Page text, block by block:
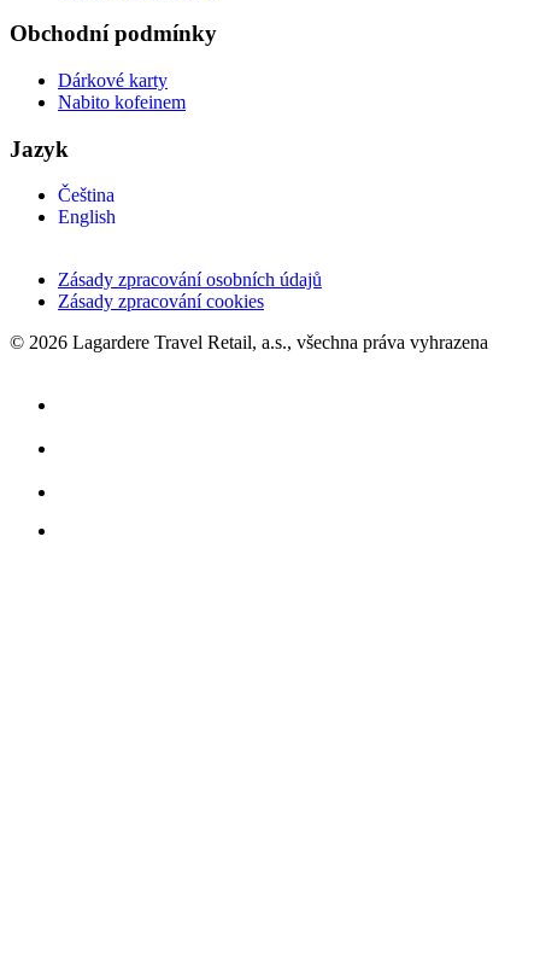
Obchodní podmínky
Dárkové karty
Nabito kofeinem
Jazyk
Čeština
English
Zásady zpracování osobních údajů
Zásady zpracování cookies
© 2026 Lagardere Travel Retail, a.s., všechna práva vyhrazena